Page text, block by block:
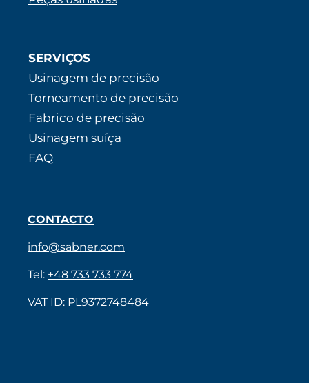
SERVIÇOS
Usinagem de precisão
Torneamento de precisão
Fabrico de precisão
Usinagem suíça
FAQ
CONTACTO
info@sabner.com
Tel: +48 733 733 774
VAT ID: PL9372748484